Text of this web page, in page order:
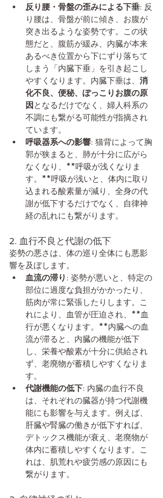
反り腰・骨盤の歪みによる下垂: 反
り腰は、骨盤が前に傾き、お腹が
突き出るような姿勢です。この状
態だと、腹筋が緩み、内臓が本来
あるべき位置から下にずり落ちて
しまう「内臓下垂」を引き起こし
やすくなります。内臓下垂は、 消
化不良、便秘、ぽっこりお腹の原
因 となるだけでなく、婦人科系の
不調にも繋がる可能性が指摘され
ています。
呼吸器系への影響: 猫背によって胸
郭が狭まると、肺が十分に広がら
なくなり、**呼吸が浅くなりま
す。**呼吸が浅いと、体内に取り
込まれる酸素量が減り、全身の代
謝が低下するだけでなく、自律神
経の乱れにも繋がります。
2. 血行不良と代謝の低下
姿勢の悪さは、体の巡り全体にも悪影
響を及ぼします。
血流の滞り : 姿勢が悪いと、特定の
部位に過度な負担がかかったり、
筋肉が常に緊張したりします。こ
れにより、血管が圧迫され、**血
行が悪くなります。**内臓への血
流が滞ると、内臓の機能が低下
し、栄養や酸素が十分に供給され
ず、老廃物が蓄積しやすくなりま
す。
代謝機能の低下: 内臓の血行不良
は、それぞれの臓器が持つ代謝機
能にも影響を与えます。例えば、
肝臓や腎臓の働きが低下すれば、
デトックス機能が衰え、老廃物が
体内に蓄積しやすくなります。こ
れは、肌荒れや疲労感の原因にも
繋がります。